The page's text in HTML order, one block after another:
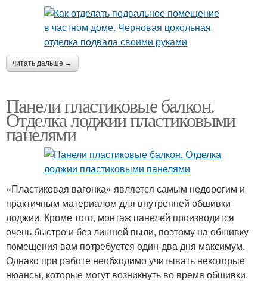
читать дальше →
Панели пластиковые балкон.
Отделка лоджии пластиковыми
панелями
«Пластиковая вагонка» является самым недорогим и
практичным материалом для внутренней обшивки
лоджии. Кроме того, монтаж панелей производится
очень быстро и без лишней пыли, поэтому на обшивку
помещения вам потребуется один-два дня максимум.
Однако при работе необходимо учитывать некоторые
нюансы, которые могут возникнуть во время обшивки.